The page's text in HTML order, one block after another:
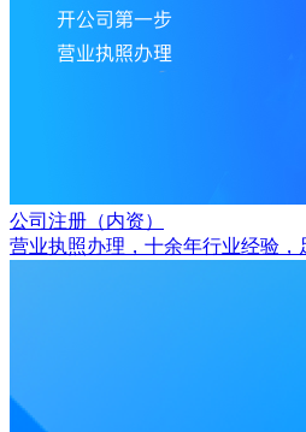
公司注册（内资）
营业执照办理，十余年行业经验，